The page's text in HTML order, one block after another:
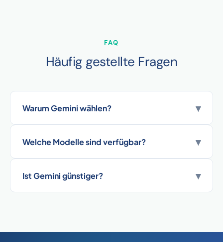
FAQ
Häufig gestellte Fragen
Warum Gemini wählen? ▾
Welche Modelle sind verfügbar? ▾
Ist Gemini günstiger? ▾